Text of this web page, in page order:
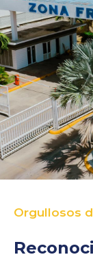
Orgullosos